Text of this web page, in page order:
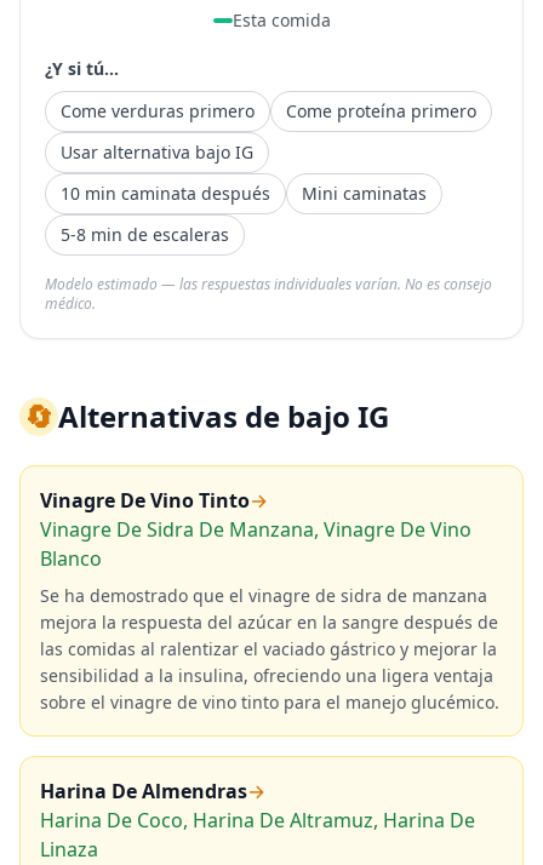
Esta comida
¿Y si tú...
Come verduras primero
Come proteína primero
Usar alternativa bajo IG
10 min caminata después
Mini caminatas
5-8 min de escaleras
Modelo estimado — las respuestas individuales varían. No es consejo
médico.
🔄Alternativas de bajo IG
Vinagre De Vino Tinto→
Vinagre De Sidra De Manzana, Vinagre De Vino
Blanco
Se ha demostrado que el vinagre de sidra de manzana
mejora la respuesta del azúcar en la sangre después de
las comidas al ralentizar el vaciado gástrico y mejorar la
sensibilidad a la insulina, ofreciendo una ligera ventaja
sobre el vinagre de vino tinto para el manejo glucémico.
Harina De Almendras→
Harina De Coco, Harina De Altramuz, Harina De
Linaza